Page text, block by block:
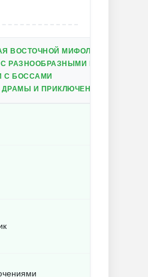
ВОСТОЧНОЙ МИФОЛОГИЕЙ
РАЗНООБРАЗНЫМИ НАВЫКАМИ
С БОССАМИ
И ПРИКЛЮЧЕНИЙ